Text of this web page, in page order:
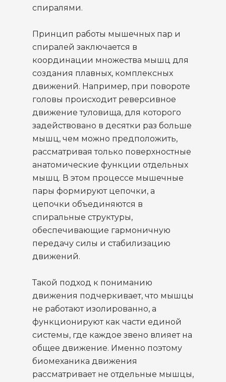
спиралями.
Принцип работы мышечных пар и
спиралей заключается в
координации множества мышц для
создания плавных, комплексных
движений. Например, при повороте
головы происходит реверсивное
движение туловища, для которого
задействовано в десятки раз больше
мышц, чем можно предположить,
рассматривая только поверхностные
анатомические функции отдельных
мышц. В этом процессе мышечные
пары формируют цепочки, а
цепочки объединяются в
спиральные структуры,
обеспечивающие гармоничную
передачу силы и стабилизацию
движений.
Такой подход к пониманию
движения подчеркивает, что мышцы
не работают изолированно, а
функционируют как части единой
системы, где каждое звено влияет на
общее движение. Именно поэтому
биомеханика движения
рассматривает не отдельные мышцы,